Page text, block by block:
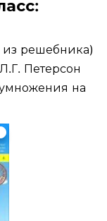
решебника)
Петерсон
на